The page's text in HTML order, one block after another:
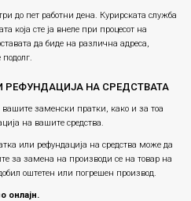
до пет работни дена. Курирската служба
која сте ја внеле при процесот на
да биде на различна адреса,
НА СРЕДСТВАТА
заменски пратки, како и за тоа
на вашите средства.
или рефундацијa на средства може да
за замена на производи се на товар на
оштетен или погрешен производ.
онлајн.